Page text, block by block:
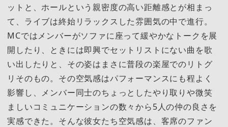
ットと、ホールという親密度の高い距離感とが相まっ
て、ライブは終始リラックスした雰囲気の中で進行。
MCではメンバーがソファに座って緩やかなトークを展
開したり、ときには即興でセットリストにない曲を歌
い出したりと、その姿はまさに普段の楽屋でのリトグ
リそのもの。その空気感はパフォーマンスにも程よく
影響し、メンバー同士のちょっとしたやり取りや微笑
ましいコミュニケーションの数々から5人の仲の良さを
実感できた。そんな彼女たち空気感は、客席のファン